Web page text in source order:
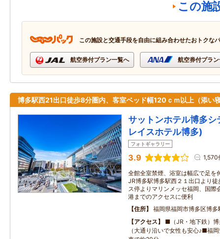
この施
この施設と交通手段を自由に組み合わせたおトクな
航空券付プラン一覧へ 航空券付プラ
博多駅西21出口徒歩8分圏内、客室ベッド幅120ｃｍ以上（添い
サットンホテル博多
レイスホテル博多)
フォトギャラリー
3.9 1,570
全館全室禁煙、浴室は幅広で足を
JR博多駅博多駅西２１出口より
ス停よりマリンメッセ福岡、国際
港までのアクセスに便利
住所
福岡県福岡市博多区博
アクセス
■（JR・地下鉄）
（大通り沿いで女性も安心♪■福